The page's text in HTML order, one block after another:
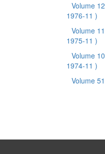
Volume 12
1976-11 )
Volume 11
1975-11 )
Volume 10
1974-11 )
Volume 51